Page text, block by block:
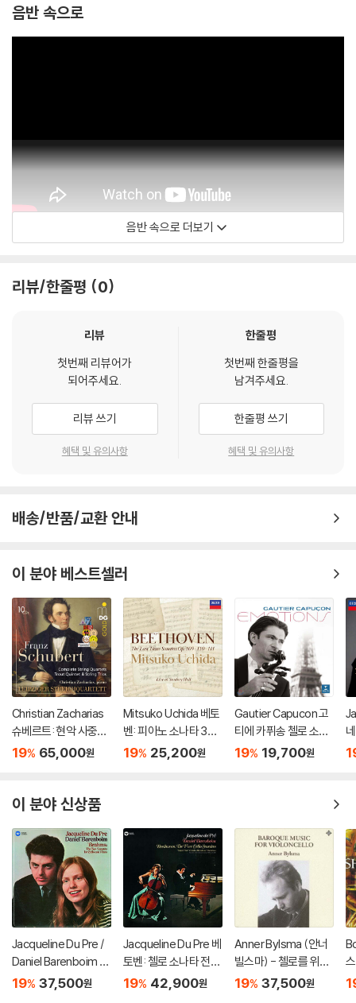
음반 속으로
음반 속으로 더보기
리뷰/한줄평 0
리뷰
첫번째 리뷰어가
되어주세요.
리뷰 쓰기
혜택 및 유의사항
한줄평
첫번째 한줄평을
남겨주세요.
한줄평 쓰기
혜택 및 유의사항
배송/반품/교환 안내
이 분야 베스트셀러
Christian Zacharias
슈베르트: 현악 사중주
전곡 외 (Schubert: C
& String Trios)
19% 65,000원
Mitsuko Uchida 베토
벤: 피아노 소나타 30-
32번 (Beethoven: Pi
19% 25,200원
Gautier Capucon 고
티에 카퓌송 첼로 소품
집 (Emotions)
19% 19,700원
이 분야 신상품
Jacqueline Du Pre /
Daniel Barenboim 브
람스: 첼로 소나타 (Bra
19% 37,500원
Jacqueline Du Pre 베
토벤: 첼로 소나타 전집
(Beethoven: Cello S
19% 42,900원
Anner Bylsma (안너
빌스마) - 첼로를 위한
바로크 음악 (Italian B
19% 37,500원